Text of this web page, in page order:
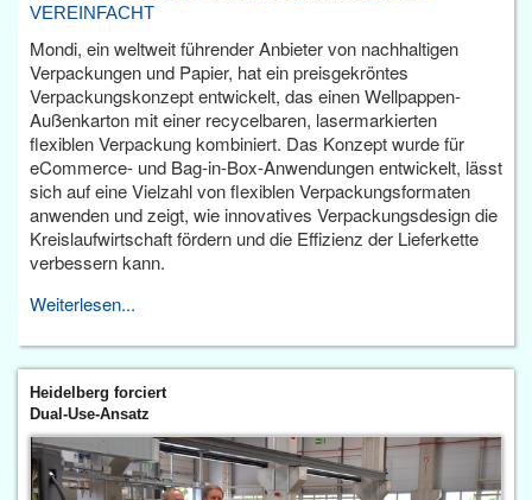
VEREINFACHT
Mondi, ein weltweit führender Anbieter von nachhaltigen
Verpackungen und Papier, hat ein preisgekröntes
Verpackungskonzept entwickelt, das einen Wellpappen-
Außenkarton mit einer recycelbaren, lasermarkierten
flexiblen Verpackung kombiniert. Das Konzept wurde für
eCommerce- und Bag-in-Box-Anwendungen entwickelt, lässt
sich auf eine Vielzahl von flexiblen Verpackungsformaten
anwenden und zeigt, wie innovatives Verpackungsdesign die
Kreislaufwirtschaft fördern und die Effizienz der Lieferkette
verbessern kann.
Weiterlesen...
Heidelberg forciert
Dual-Use-Ansatz